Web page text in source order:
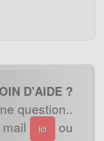
D'AIDE ?
question..
ici
ou